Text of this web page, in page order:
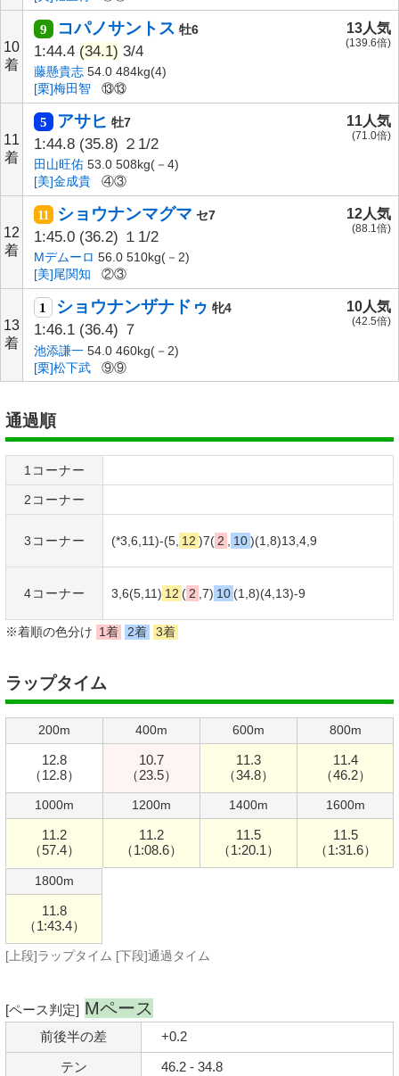
10
着
9 コパノサントス 牡6
1:44.4 (34.1) 3/4
藤懸貴志 54.0 484kg(4)
[栗]梅田智
⑬⑬
13人気
(139.6倍)
11
着
5 アサヒ 牡7
1:44.8 (35.8) ２1/2
田山旺佑 53.0 508kg(－4)
[美]金成貴
④③
11人気
(71.0倍)
12
着
11 ショウナンマグマ セ7
1:45.0 (36.2) １1/2
Mデムーロ 56.0 510kg(－2)
[美]尾関知
②③
12人気
(88.1倍)
13
着
1 ショウナンザナドゥ 牝4
1:46.1 (36.4) ７
池添謙一 54.0 460kg(－2)
[栗]松下武
⑨⑨
10人気
(42.5倍)
通過順
1コーナー
2コーナー
3コーナー (*3,6,11)-(5, 12 )7( 2 10 )(1,8)13, 4,9
4コーナー 3,6(5,11) 12 ( 2 ,7) 10 (1,8)(4,13)-9
※着順の色分け 1着 2着 3着
ラップタイム
200m
12.8
（12.8）
400m
10.7
（23.5）
600m
11.3
（34.8）
800m
11.4
（46.2）
1000m
11.2
（57.4）
1200m
11.2
（1:08.6）
1400m
11.5
（1:20.1）
1600m
11.5
（1:31.6）
1800m
11.8
（1:43.4）
[上段]ラップタイム [下段]通過タイム
[ペース判定] Mペース
前後半の差 +0.2
テン 46.2 - 34.8